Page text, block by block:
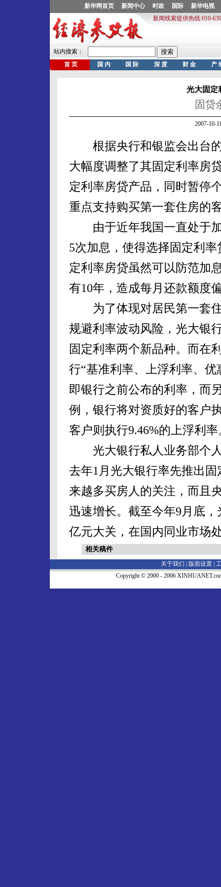
光大固定
固贷
2007-10-
根据央行和银监会出台的
大幅度调整了其固定利率房
定利率房贷产品，同时暂停
重点支持购买第一套住房的
由于近年我国一直处于加
5次加息，使得选择固定利
定利率房贷虽然可以防范加
有10年，造成每月还款额度
为了体现对居民第一套住
规避利率波动风险，光大银
固定利率两个新品种。而在
行“基准利率、上浮利率、
即银行之前公布的利率，而
例，银行将对资质好的客户
客户则执行9.46%的上浮利率
光大银行私人业务部个人
去年1月光大银行率先推出
来越多买房人的关注，而且
迅速增长。截至今年9月底
亿元大关，在国内同业市场
相关稿件
关于我们 | 版面设置
Copyright © 2000 - 2006